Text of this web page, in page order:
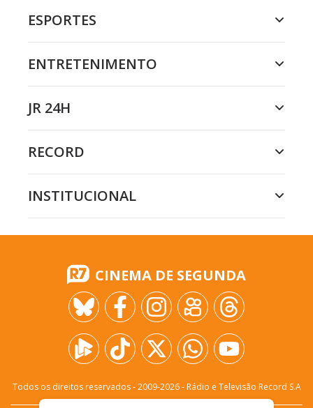
ESPORTES
ENTRETENIMENTO
JR 24H
RECORD
INSTITUCIONAL
CINEMA DE SEGUNDA
Todos os direitos reservados - 2009-2026- Rádio e Televisão Record S.A